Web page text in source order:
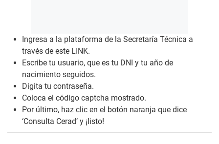
Ingresa a la plataforma de la Secretaría Técnica a
través de este LINK.
Escribe tu usuario, que es tu DNI y tu año de
nacimiento seguidos.
Digita tu contraseña.
Coloca el código captcha mostrado.
Por último, haz clic en el botón naranja que dice
‘Consulta Cerad’ y ¡listo!